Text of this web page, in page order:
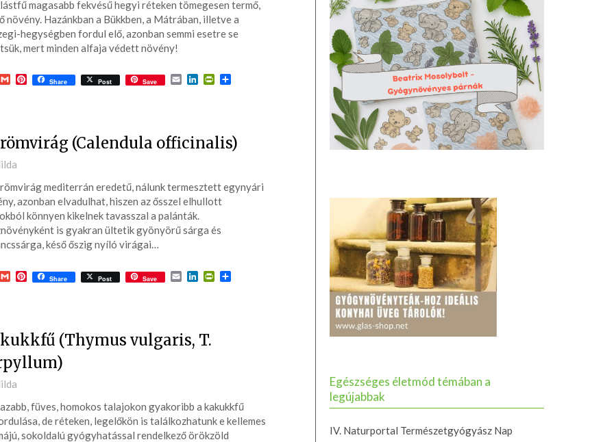
magasabb fekvésű hegyi réteken tömegesen termő,
növény. Hazánkban a Bükkben, a Mátrában, illetve a
hegységben fordul elő, azonban semmi esetre se
mert minden alfaja védett növény!
GmailPinterest
Share Post Save EmailLinkedInPrintFriendly
Ossza
(Calendula officinalis)
mediterrán eredetű, nálunk termesztett egynyári
azonban elvadulhat, hiszen az ősszel elhullott
könnyen kikelnek tavasszal a palánták.
is gyakran ültetik gyönyörű sárga és
késő őszig nyíló virágai…
GmailPinterest
Share Post Save EmailLinkedInPrintFriendly
Ossza
(Thymus vulgaris, T.
füves, homokos talajokon gyakoribb a kakukkfű
de réteken, legelőkön is találkozhatunk e kellemes
sokoldalú gyógyhatással rendelkező örökzöld
Egészséges életmód témában a
legújabbak
IV. Naturportal Természetgyógyász Nap